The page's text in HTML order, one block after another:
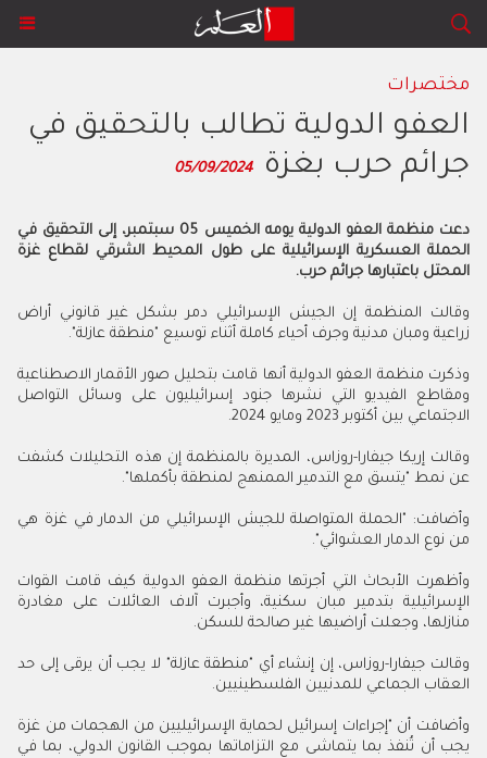
مختصرات
العفو الدولية تطالب بالتحقيق في
جرائم حرب بغزة
05/09/2024
دعت منظمة العفو الدولية يومه الخميس 05 سبتمبر، إلى التحقيق في
الحملة العسكرية الإسرائيلية على طول المحيط الشرقي لقطاع غزة
المحتل باعتبارها جرائم حرب.
وقالت المنظمة إن الجيش الإسرائيلي دمر بشكل غير قانوني أراض
زراعية ومبان مدنية وجرف أحياء كاملة أثناء توسيع "منطقة عازلة".
وذكرت منظمة العفو الدولية أنها قامت بتحليل صور الأقمار الاصطناعية
ومقاطع الفيديو التي نشرها جنود إسرائيليون على وسائل التواصل
الاجتماعي بين أكتوبر 2023 ومايو 2024.
وقالت إريكا جيفارا-روزاس، المديرة بالمنظمة إن هذه التحليلات كشفت
عن نمط "يتسق مع التدمير الممنهج لمنطقة بأكملها".
وأضافت: "الحملة المتواصلة للجيش الإسرائيلي من الدمار في غزة هي
من نوع الدمار العشوائي".
وأظهرت الأبحاث التي أجرتها منظمة العفو الدولية كيف قامت القوات
الإسرائيلية بتدمير مبان سكنية، وأجبرت آلاف العائلات على مغادرة
منازلها، وجعلت أراضيها غير صالحة للسكن.
وقالت جيفارا-روزاس، إن إنشاء أي "منطقة عازلة" لا يجب أن يرقى إلى حد
العقاب الجماعي للمدنيين الفلسطينيين.
وأضافت أن "إجراءات إسرائيل لحماية الإسرائيليين من الهجمات من غزة
يجب أن تُنفذ بما يتماشى مع التزاماتها بموجب القانون الدولي، بما في